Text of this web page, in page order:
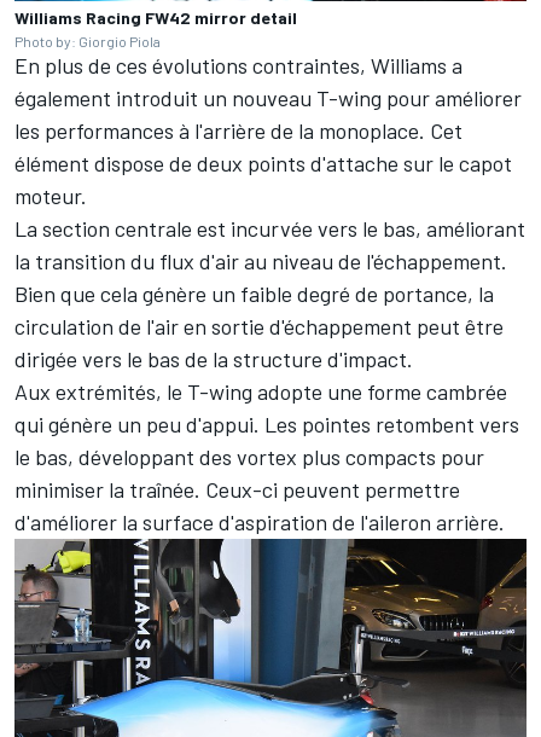
Williams Racing FW42 mirror detail
Photo by: Giorgio Piola
En plus de ces évolutions contraintes, Williams a
également introduit un nouveau T-wing pour améliorer
les performances à l'arrière de la monoplace. Cet
élément dispose de deux points d'attache sur le capot
moteur.
La section centrale est incurvée vers le bas, améliorant
la transition du flux d'air au niveau de l'échappement.
Bien que cela génère un faible degré de portance, la
circulation de l'air en sortie d'échappement peut être
dirigée vers le bas de la structure d'impact.
Aux extrémités, le T-wing adopte une forme cambrée
qui génère un peu d'appui. Les pointes retombent vers
le bas, développant des vortex plus compacts pour
minimiser la traînée. Ceux-ci peuvent permettre
d'améliorer la surface d'aspiration de l'aileron arrière.